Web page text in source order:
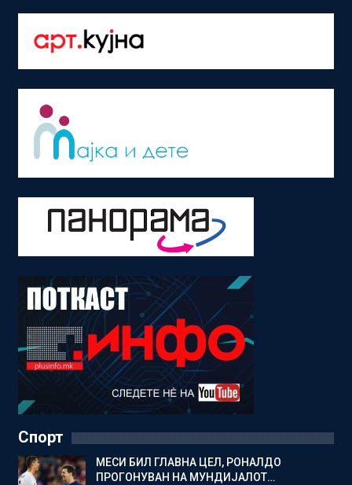
Спорт
МЕСИ БИЛ ГЛАВНА ЦЕЛ, РОНАЛДО
ПРОГОНУВАН НА МУНДИЈАЛОТ…